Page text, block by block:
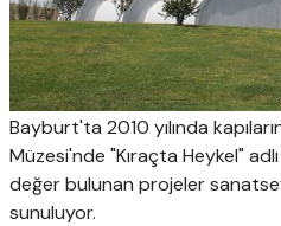
Bayburt'ta 2010 yılında
Müzesi'nde "Kıraçta Heykel"
değer bulunan projeler
sunuluyor.